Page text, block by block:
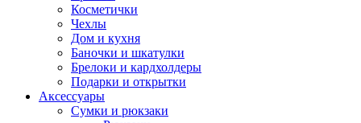
Косметички
Чехлы
Дом и кухня
Баночки и шкатулки
Брелоки и кардхолдеры
Подарки и открытки
Аксессуары
Сумки и рюкзаки